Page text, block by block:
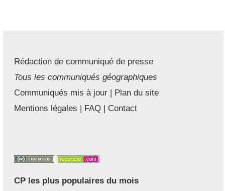
Rédaction de communiqué de presse
Tous les communiqués géographiques
Communiqués mis à jour | Plan du site
Mentions légales | FAQ | Contact
CP les plus populaires du mois